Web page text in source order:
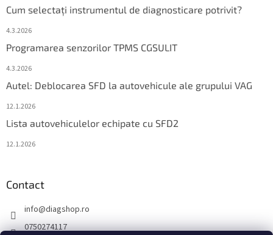
Cum selectați instrumentul de diagnosticare potrivit?
4.3.2026
Programarea senzorilor TPMS CGSULIT
4.3.2026
Autel: Deblocarea SFD la autovehicule ale grupului VAG
12.1.2026
Lista autovehiculelor echipate cu SFD2
12.1.2026
Contact
info@diagshop.ro
0750274117